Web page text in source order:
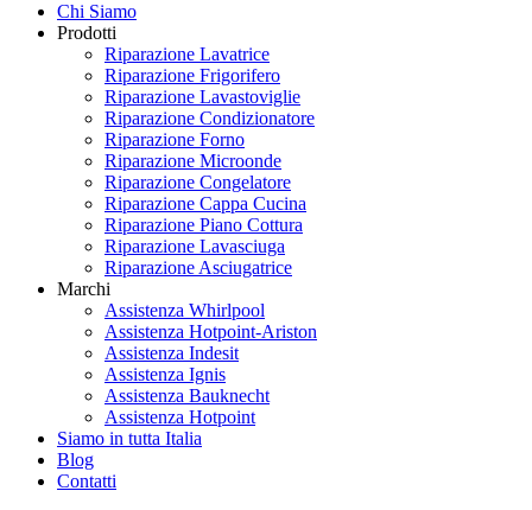
Chi Siamo
Prodotti
Riparazione Lavatrice
Riparazione Frigorifero
Riparazione Lavastoviglie
Riparazione Condizionatore
Riparazione Forno
Riparazione Microonde
Riparazione Congelatore
Riparazione Cappa Cucina
Riparazione Piano Cottura
Riparazione Lavasciuga
Riparazione Asciugatrice
Marchi
Assistenza Whirlpool
Assistenza Hotpoint-Ariston
Assistenza Indesit
Assistenza Ignis
Assistenza Bauknecht
Assistenza Hotpoint
Siamo in tutta Italia
Blog
Contatti